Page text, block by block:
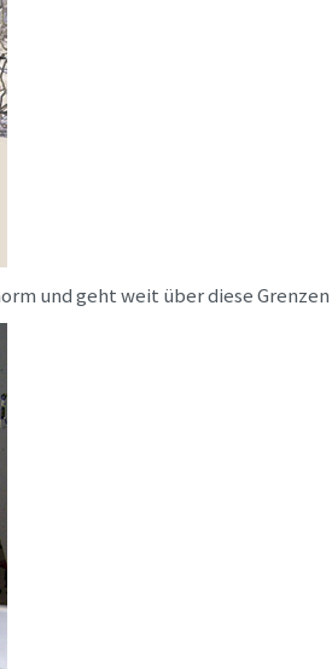
und geht weit über diese Grenzen